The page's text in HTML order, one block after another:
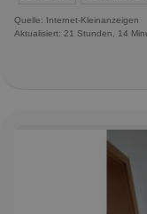
Quelle: Internet-Kleinanzeigen
Aktualisiert: 21 Stunden, 14